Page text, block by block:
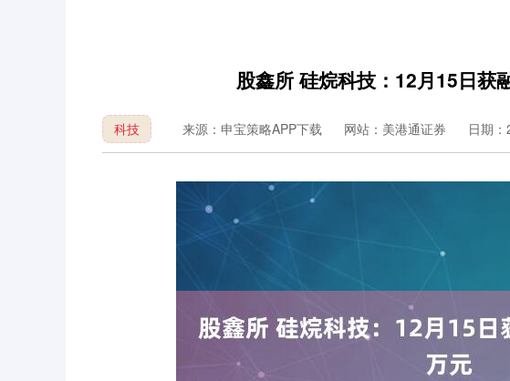
股鑫所 硅烷科技：12月15日获
科技 来源：申宝策略APP下载 网站：美港通证券 日期